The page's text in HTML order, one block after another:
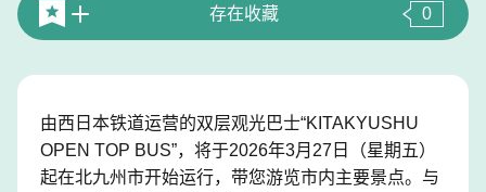
存在收藏 0
由西日本铁道运营的双层观光巴士“KITAKYUSHU
OPEN TOP BUS”，将于2026年3月27日（星期五）
起在北九州市开始运行，带您游览市内主要景点。与